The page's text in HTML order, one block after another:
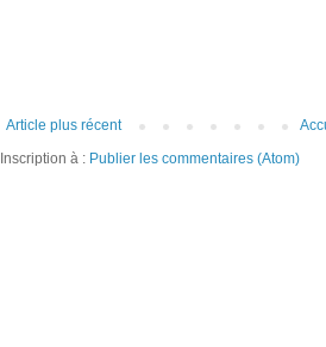
Article plus récent
Inscription à : Publier les commentaires (Atom)